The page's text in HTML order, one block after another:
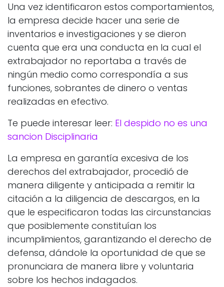
Una vez identificaron estos comportamientos,
la empresa decide hacer una serie de
inventarios e investigaciones y se dieron
cuenta que era una conducta en la cual el
extrabajador no reportaba a través de
ningún medio como correspondía a sus
funciones, sobrantes de dinero o ventas
realizadas en efectivo.
Te puede interesar leer: El despido no es una
sancion Disciplinaria
La empresa en garantía excesiva de los
derechos del extrabajador, procedió de
manera diligente y anticipada a remitir la
citación a la diligencia de descargos, en la
que le especificaron todas las circunstancias
que posiblemente constituían los
incumplimientos, garantizando el derecho de
defensa, dándole la oportunidad de que se
pronunciara de manera libre y voluntaria
sobre los hechos indagados.